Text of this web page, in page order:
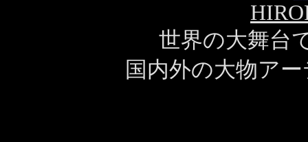
世界の大舞台
国内外の大物ア